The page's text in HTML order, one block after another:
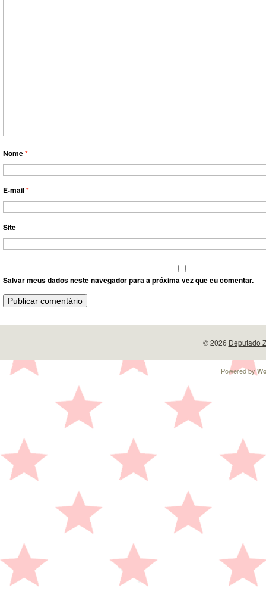
Nome*
E-mail*
Site
Salvar meus dados neste navegador para a próxima vez que eu comentar.
© 2026 Deputado
Powered by